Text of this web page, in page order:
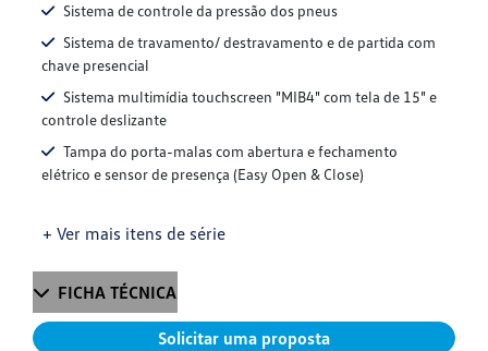
Sistema de controle da pressão dos pneus
Sistema de travamento/ destravamento e de partida com
chave presencial
Sistema multimídia touchscreen "MIB4" com tela de 15" e
controle deslizante
Tampa do porta-malas com abertura e fechamento
elétrico e sensor de presença (Easy Open & Close)
+ Ver mais itens de série
FICHA TÉCNICA
Solicitar uma proposta